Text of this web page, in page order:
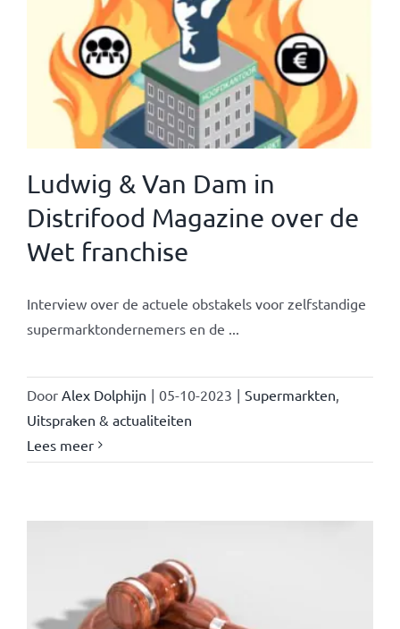
Ludwig & Van Dam in
Distrifood Magazine over de
Wet franchise
Interview over de actuele obstakels voor zelfstandige
supermarktondernemers en de ...
Door Alex Dolphijn | 05-10-2023 | Supermarkten
Uitspraken & actualiteiten
Lees meer